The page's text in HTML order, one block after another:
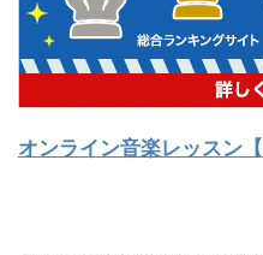
オンライン音楽レッスン